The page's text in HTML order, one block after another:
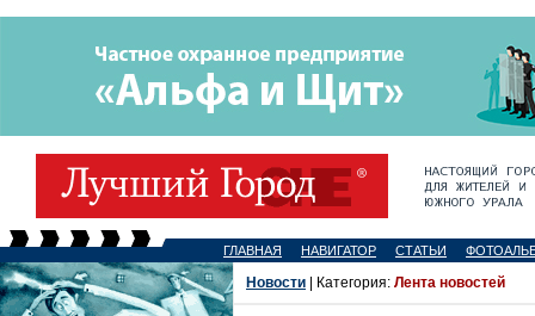
ГЛАВНАЯ НАВИГАТОР СТАТЬИ
Новости | Категория: Лента новостей